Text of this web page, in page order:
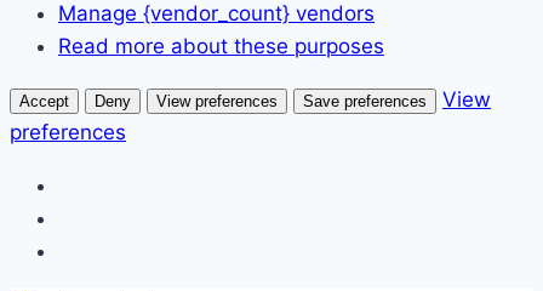
Manage {vendor_count} vendors
Read more about these purposes
Accept Deny View preferences Save preferences
View
preferences